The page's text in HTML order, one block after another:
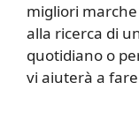
migliori
alla ricerca di
quotidiano o
vi aiuterà a